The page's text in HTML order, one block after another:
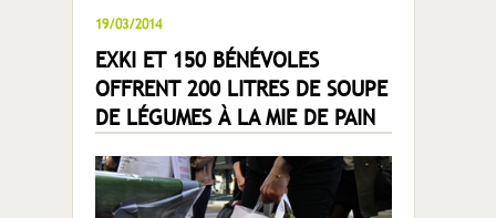
19/03/2014
EXKI ET 150 BÉNÉVOLES
OFFRENT 200 LITRES DE SOUPE
DE LÉGUMES À LA MIE DE PAIN